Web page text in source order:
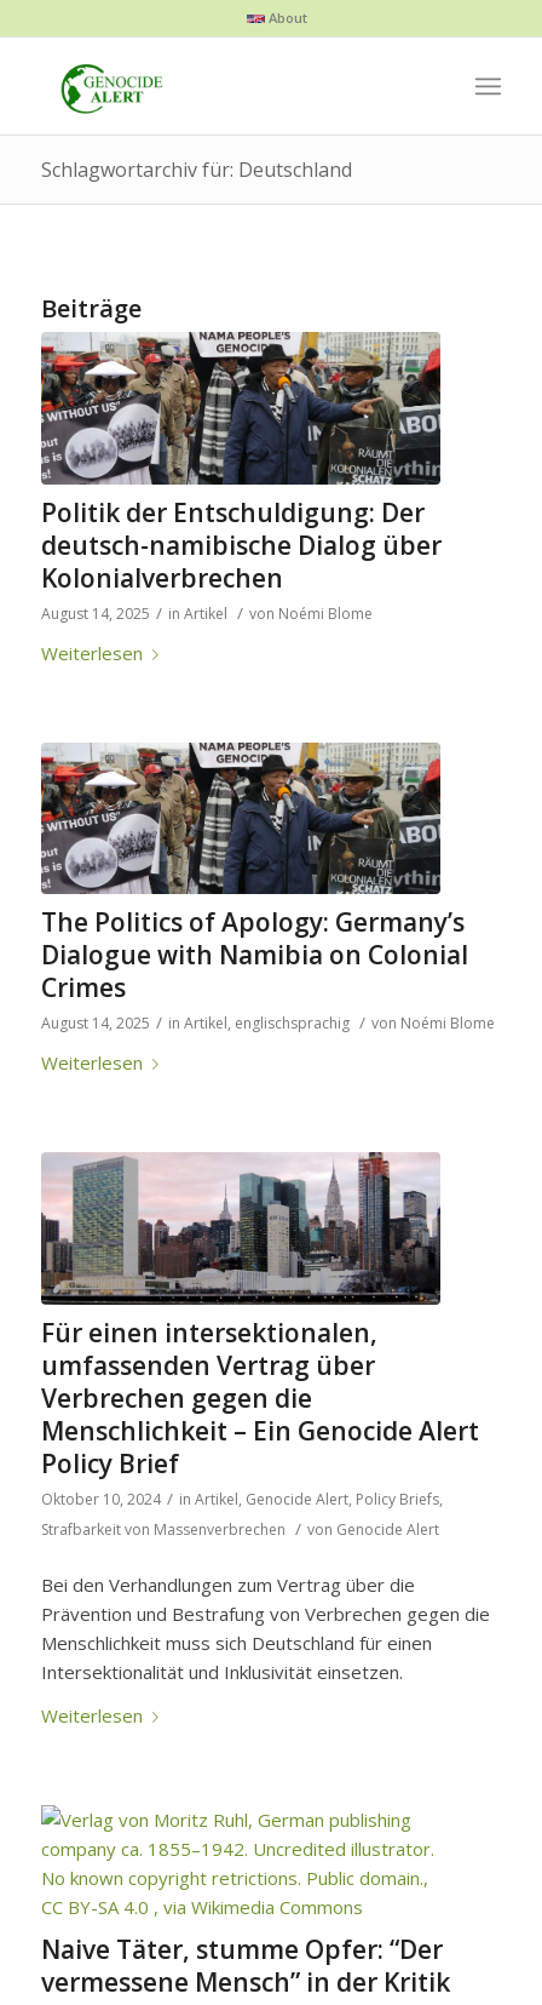
About
Schlagwortarchiv für: Deutschland
Beiträge
Politik der Entschuldigung: Der
deutsch-namibische Dialog über
Kolonialverbrechen
August 14, 2025 / in Artikel / von Noémi Blome
Weiterlesen
The Politics of Apology: Germany’s
Dialogue with Namibia on Colonial
Crimes
August 14, 2025 / in Artikel, englischsprachig / von Noémi Blome
Weiterlesen
Für einen intersektionalen,
umfassenden Vertrag über
Verbrechen gegen die
Menschlichkeit – Ein Genocide Alert
Policy Brief
Oktober 10, 2024 / in Artikel, Genocide Alert, Policy Briefs,
Strafbarkeit von Massenverbrechen / von Genocide Alert
Bei den Verhandlungen zum Vertrag über die
Prävention und Bestrafung von Verbrechen gegen die
Menschlichkeit muss sich Deutschland für einen
Intersektionalität und Inklusivität einsetzen.
Weiterlesen
Naive Täter, stumme Opfer: “Der
vermessene Mensch” in der Kritik